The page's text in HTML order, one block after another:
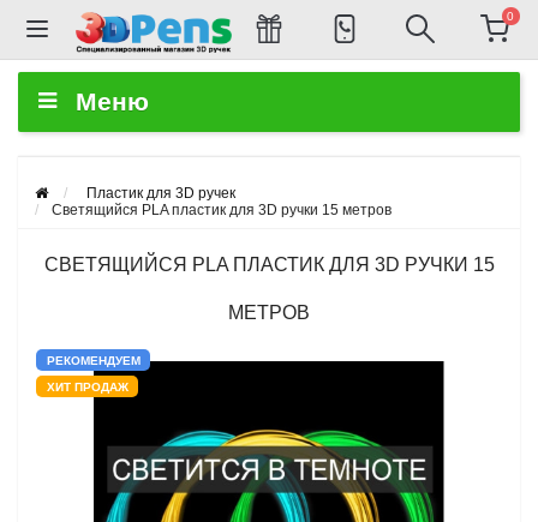
0
Меню
Пластик для 3D ручек
Светящийся PLA пластик для 3D ручки 15 метров
СВЕТЯЩИЙСЯ PLA ПЛАСТИК ДЛЯ 3D РУЧКИ 15
МЕТРОВ
РЕКОМЕНДУЕМ
ХИТ ПРОДАЖ